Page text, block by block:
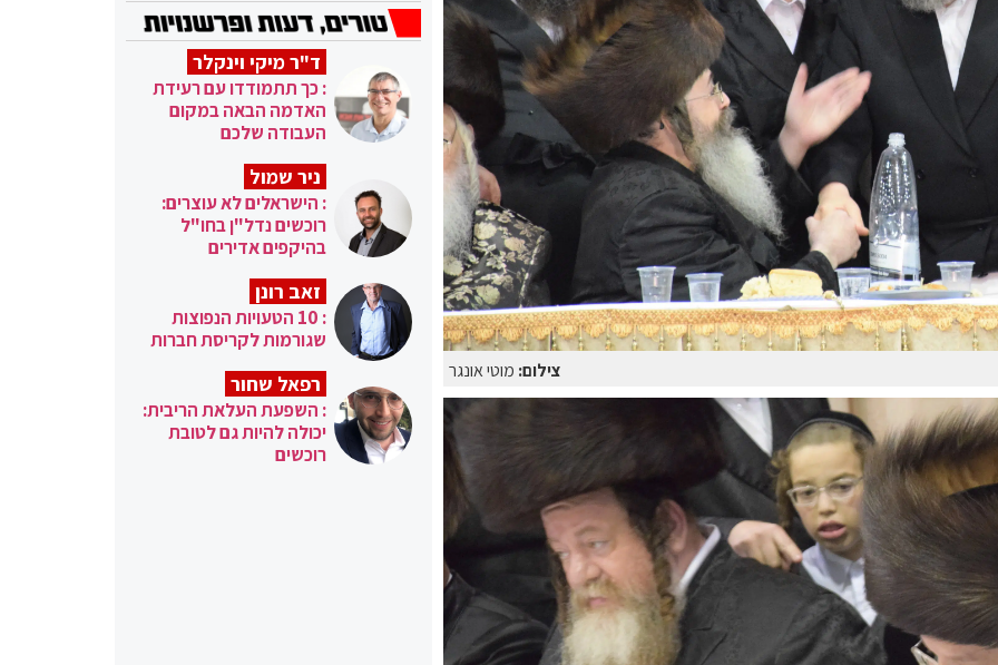
צילום: מוטי אונגר
ד"ר מיקי וינקלר
: כך תתמודדו עם רעידת
האדמה הבאה במקום
העבודה שלכם
ניר שמול
: הישראלים לא עוצרים:
רוכשים נדל"ן בחו"ל
בהיקפים אדירים
זאב רונן
: 10 הטעויות הנפוצות
שגורמות לקריסת חברות
רפאל שחור
: השפעת העלאת הריבית:
יכולה להיות גם לטובת
רוכשים